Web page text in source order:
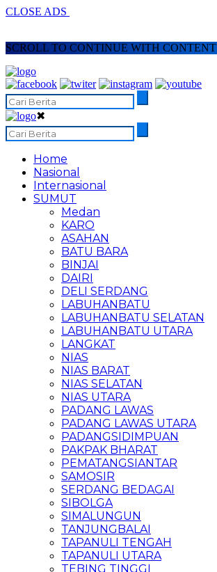
CLOSE ADS
SCROLL TO CONTINUE WITH CONTENT
✖
Home
Nasional
Internasional
SUMUT
Medan
KARO
ASAHAN
BATU BARA
BINJAI
DAIRI
DELI SERDANG
LABUHANBATU
LABUHANBATU SELATAN
LABUHANBATU UTARA
LANGKAT
NIAS
NIAS BARAT
NIAS SELATAN
NIAS UTARA
PADANG LAWAS
PADANG LAWAS UTARA
PADANGSIDIMPUAN
PAKPAK BHARAT
PEMATANGSIANTAR
SAMOSIR
SERDANG BEDAGAI
SIBOLGA
SIMALUNGUN
TANJUNGBALAI
TAPANULI TENGAH
TAPANULI UTARA
TEBING TINGGI